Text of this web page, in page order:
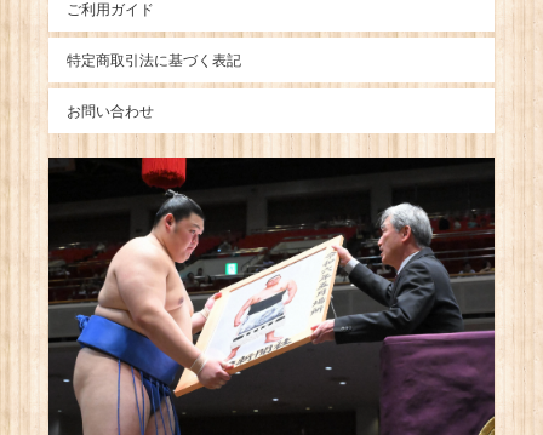
ご利用ガイド
特定商取引法に基づく表記
お問い合わせ